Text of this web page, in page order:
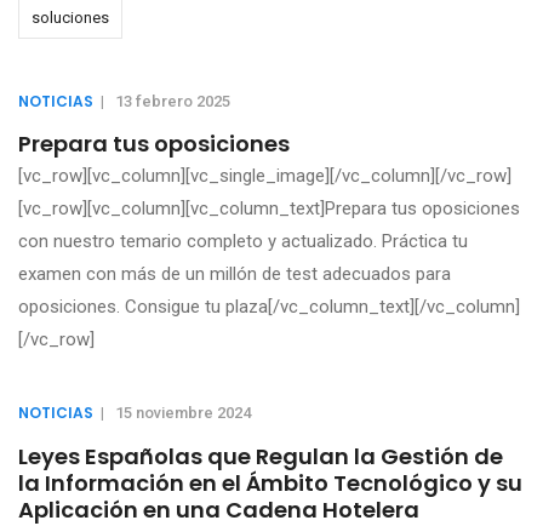
soluciones
NOTICIAS | 13 febrero 2025
Prepara tus oposiciones
[vc_row][vc_column][vc_single_image][/vc_column][/vc_row]
[vc_row][vc_column][vc_column_text]Prepara tus oposiciones
con nuestro temario completo y actualizado. Práctica tu
examen con más de un millón de test adecuados para
oposiciones. Consigue tu plaza[/vc_column_text][/vc_column]
[/vc_row]
NOTICIAS | 15 noviembre 2024
Leyes Españolas que Regulan la Gestión de
la Información en el Ámbito Tecnológico y su
Aplicación en una Cadena Hotelera